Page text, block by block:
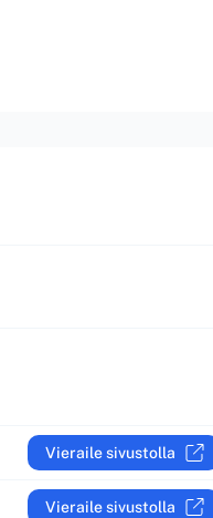
Vieraile sivustolla
Vieraile sivustolla